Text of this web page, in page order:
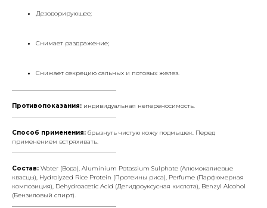
Дезодорирующее;
Снимает раздражение;
Снижает секрецию сальных и потовых желез.
Противопоказания: индивидуальная непереносимость.
Способ применения: брызнуть чистую кожу подмышек. Перед
применением встряхивать.
Состав: Water (Вода), Aluminium Potassium Sulphate (Алюмокалиевые
квасцы), Hydrolyzed Rice Protein (Протеины риса), Perfume (Парфюмерная
композиция), Dehydroacetic Acid (Дегидроуксусная кислота), Benzyl Alcohol
(Бензиловый спирт).